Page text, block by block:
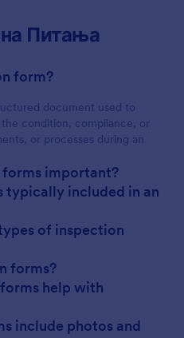
Питања
form?
document used to
condition, compliance, or
or processes during an
important?
typically included in an
of inspection
forms?
help with
include photos and